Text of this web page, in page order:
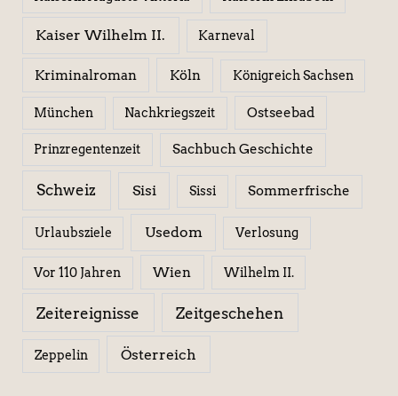
Kaiser Wilhelm II. Karneval
Kriminalroman Köln Königreich Sachsen
München Nachkriegszeit Ostseebad
Prinzregentenzeit Sachbuch Geschichte
Schweiz Sisi Sissi Sommerfrische
Urlaubsziele Usedom Verlosung
Vor 110 Jahren Wien Wilhelm II.
Zeitereignisse Zeitgeschehen
Zeppelin Österreich